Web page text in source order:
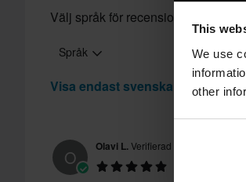
This
We use
other
Välj språk för recensioner
Språk
Visa endast svenska recensioner
O Olavi L.Verifierad köpare